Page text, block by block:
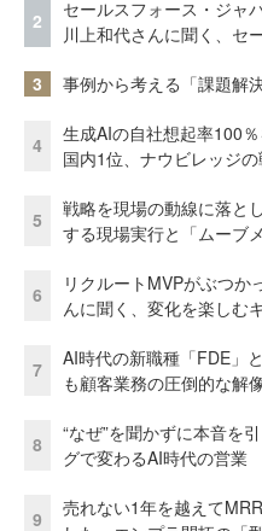
2
セールスフォース・ジャ
川上和代さんに聞く、セ
3 事例から考える「課題解
4
生成AIの自社想起率100
国内1位、ナウビレッジ
5
戦略を現場の動線に落と
する現場実行と「ムーブ
6
リクルートMVPがぶつか
んに聞く、変化を楽しむ
7
AI時代の新職種「FDE」
も顧客業務の圧倒的な解
8
“なぜ”を聞かずに本音を
グで変わるAI時代の営業
9
売れない1年を越えて